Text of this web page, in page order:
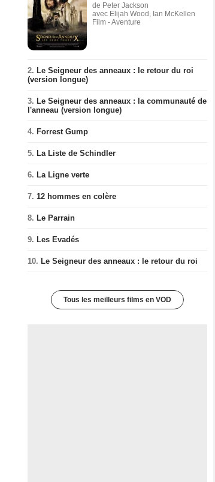
de Peter Jackson
avec Elijah Wood, Ian McKellen
Film - Aventure
2. Le Seigneur des anneaux : le retour du roi
(version longue)
3. Le Seigneur des anneaux : la communauté de
l'anneau (version longue)
4. Forrest Gump
5. La Liste de Schindler
6. La Ligne verte
7. 12 hommes en colère
8. Le Parrain
9. Les Evadés
10. Le Seigneur des anneaux : le retour du roi
Tous les meilleurs films en VOD